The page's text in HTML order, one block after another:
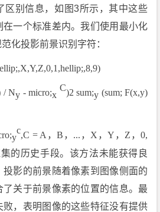
区别信息，如图3所示，其中这些
一个标准差内。我们使用最小化
化投影前景识别字符：
/ Ny - micro;x
C)2 sum;y (sum; F(x,y)
y
c ,C = A，B，...，X，Y，Z，0,
的历史手段。该方法未能获得良
影的前景随着像素到图像侧面的
关于前景像素的位置的信息。最
，表明图像的这些特征没有提供